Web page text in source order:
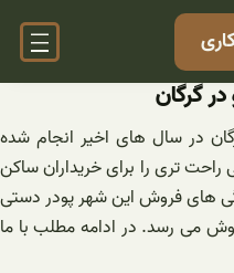
گرگان
در سال های اخیر انجام شده
تری را برای خریداران ساکن
های فروش این شهر پودر دستی
می رسد. در ادامه مطلب با ما